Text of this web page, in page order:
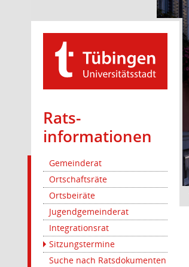
Rats­
informationen
Gemeinderat
Ortschaftsräte
Ortsbeiräte
Jugendgemeinderat
Integrationsrat
Sitzungstermine
Suche nach Ratsdokumenten